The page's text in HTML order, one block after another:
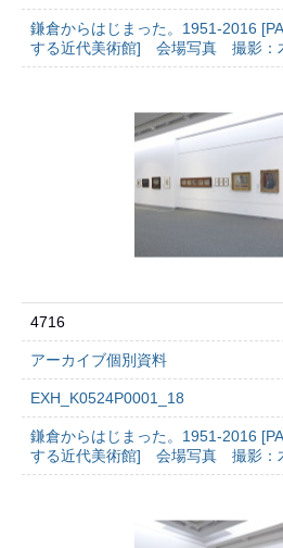
鎌倉からはじまった。1951-2016
する近代美術館] 会場写真 撮影：
4716
アーカイブ個別資料
EXH_K0524P0001_18
鎌倉からはじまった。1951-2016
する近代美術館] 会場写真 撮影：